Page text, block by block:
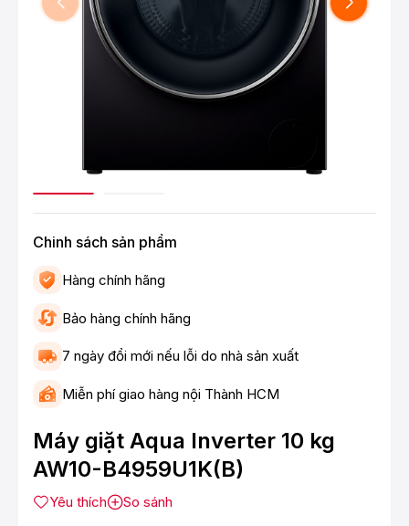
Chinh sách sản phẩm
Hàng chính hãng
Bảo hàng chính hãng
7 ngày đổi mới nếu lỗi do nhà sản xuất
Miễn phí giao hàng nội Thành HCM
Máy giặt Aqua Inverter 10 kg
AW10-B4959U1K(B)
Yêu thích
So sánh